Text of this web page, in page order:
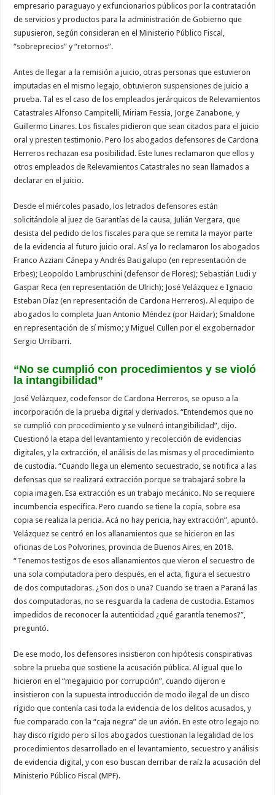
empresario paraguayo y exfuncionarios públicos por la contratación
de servicios y productos para la administración de Gobierno que
supusieron, según consideran en el Ministerio Público Fiscal,
“sobreprecios” y “retornos”.
Antes de llegar a la remisión a juicio, otras personas que estuvieron
imputadas en el mismo legajo, obtuvieron suspensiones de juicio a
prueba. Tal es el caso de los empleados jerárquicos de Relevamientos
Catastrales Alfonso Campitelli, Miriam Fessia, Jorge Zanabone, y
Guillermo Linares. Los fiscales pidieron que sean citados para el juicio
oral y presten testimonio. Pero los abogados defensores de Cardona
Herreros rechazan esa posibilidad. Este lunes reclamaron que ellos y
otros empleados de Relevamientos Catastrales no sean llamados a
declarar en el juicio.
Desde el miércoles pasado, los letrados defensores están
solicitándole al juez de Garantías de la causa, Julián Vergara, que
desista del pedido de los fiscales para que se remita la mayor parte
de la evidencia al futuro juicio oral. Así ya lo reclamaron los abogados
Franco Azziani Cánepa y Andrés Bacigalupo (en representación de
Erbes); Leopoldo Lambruschini (defensor de Flores); Sebastián Ludi y
Gaspar Reca (en representación de Ulrich); José Velázquez e Ignacio
Esteban Díaz (en representación de Cardona Herreros). Al equipo de
abogados lo completa Juan Antonio Méndez (por Haidar); Smaldone
en representación de sí mismo; y Miguel Cullen por el exgobernador
Sergio Urribarri.
“No se cumplió con procedimientos y se violó
la intangibilidad”
José Velázquez, codefensor de Cardona Herreros, se opuso a la
incorporación de la prueba digital y derivados. “Entendemos que no
se cumplió con procedimiento y se vulneró intangibilidad”, dijo.
Cuestionó la etapa del levantamiento y recolección de evidencias
digitales, y la extracción, el análisis de las mismas y el procedimiento
de custodia. “Cuando llega un elemento secuestrado, se notifica a las
defensas que se realizará extracción porque se trabajará sobre la
copia imagen. Esa extracción es un trabajo mecánico. No se requiere
incumbencia específica. Pero cuando se tiene la copia, sobre esa
copia se realiza la pericia. Acá no hay pericia, hay extracción”, apuntó.
Velázquez se centró en los allanamientos que se hicieron en las
oficinas de Los Polvorines, provincia de Buenos Aires, en 2018.
“Tenemos testigos de esos allanamientos que vieron el secuestro de
una sola computadora pero después, en el acta, figura el secuestro
de dos computadoras. ¿Son dos o una? Cuando se traen a Paraná las
dos computadoras, no se resguarda la cadena de custodia. Estamos
impedidos de reconocer la autenticidad ¿qué garantía tenemos?”,
preguntó.
De ese modo, los defensores insistieron con hipótesis conspirativas
sobre la prueba que sostiene la acusación pública. Al igual que lo
hicieron en el “megajuicio por corrupción”, cuando dijeron e
insistieron con la supuesta introducción de modo ilegal de un disco
rígido que contenía casi toda la evidencia de los delitos acusados, y
fue comparado con la “caja negra” de un avión. En este otro legajo no
hay disco rígido pero sí los abogados cuestionan la legalidad de los
procedimientos desarrollado en el levantamiento, secuestro y análisis
de evidencia digital, y con eso buscan derribar de raíz la acusación del
Ministerio Público Fiscal (MPF).